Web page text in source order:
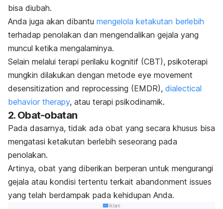
bisa diubah.
Anda juga akan dibantu mengelola ketakutan berlebih
terhadap penolakan dan mengendalikan gejala yang
muncul ketika mengalaminya.
Selain melalui terapi perilaku kognitif (CBT), psikoterapi
mungkin dilakukan dengan metode eye movement
desensitization and reprocessing (EMDR), dialectical
behavior therapy, atau terapi psikodinamik.
2. Obat-obatan
Pada dasarnya, tidak ada obat yang secara khusus bisa
mengatasi ketakutan berlebih seseorang pada
penolakan.
Artinya, obat yang diberikan berperan untuk mengurangi
gejala atau kondisi tertentu terkait abandonment issues
yang telah berdampak pada kehidupan Anda.
Iklan